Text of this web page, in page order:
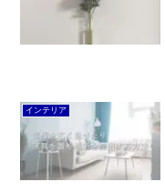
インテリア